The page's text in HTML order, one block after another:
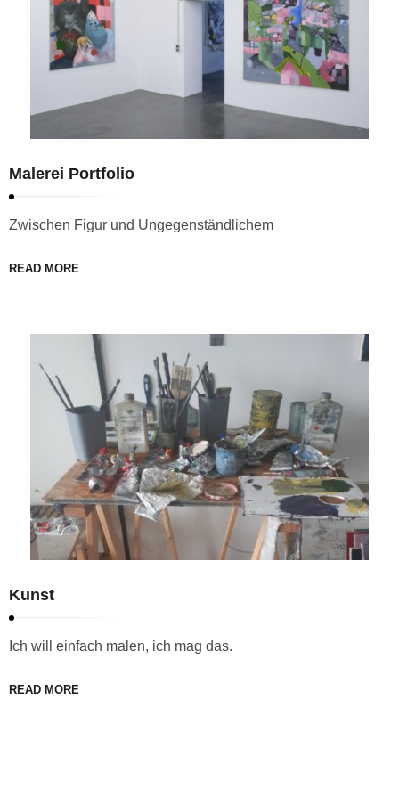
Malerei Portfolio
Zwischen Figur und Ungegenständlichem
READ MORE
Kunst
Ich will einfach malen, ich mag das.
READ MORE